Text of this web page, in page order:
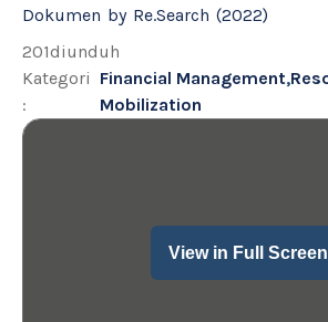
Dokumen by Re.Search (2022)
201diunduh
Kategori
:
Financial Management,
Mobilization
View in Full Screen